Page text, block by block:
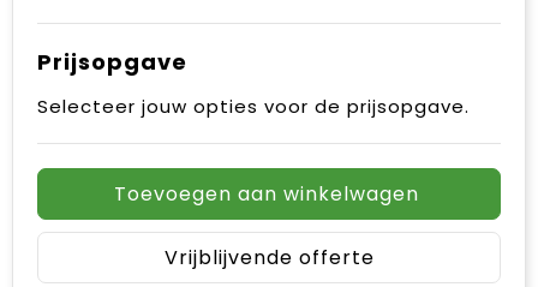
Prijsopgave
Selecteer jouw opties voor de prijsopgave.
Toevoegen aan winkelwagen
Vrijblijvende offerte